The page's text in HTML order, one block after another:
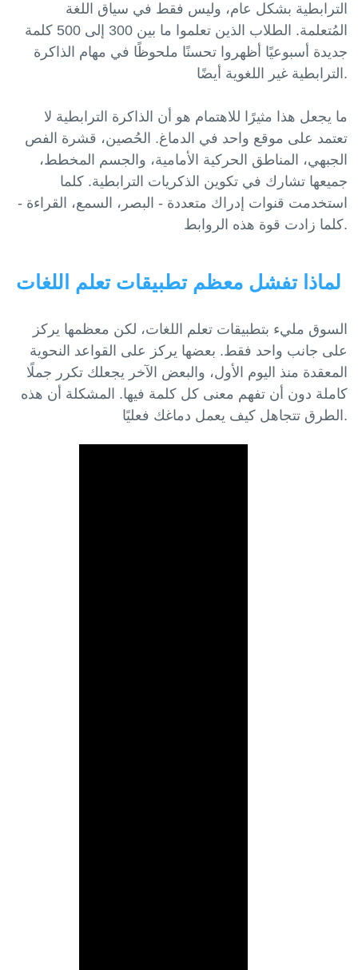
الترابطية بشكل عام، وليس فقط في سياق اللغة
المُتعلمة. الطلاب الذين تعلموا ما بين 300 إلى 500 كلمة
جديدة أسبوعيًا أظهروا تحسنًا ملحوظًا في مهام الذاكرة
الترابطية غير اللغوية أيضًا.
ما يجعل هذا مثيرًا للاهتمام هو أن الذاكرة الترابطية لا
تعتمد على موقع واحد في الدماغ. الحُصين، قشرة الفص
الجبهي، المناطق الحركية الأمامية، والجسم المخطط،
جميعها تشارك في تكوين الذكريات الترابطية. كلما
استخدمت قنوات إدراك متعددة - البصر، السمع، القراءة -
لماذا تفشل معظم تطبيقات تعلم اللغات
السوق مليء بتطبيقات تعلم اللغات، لكن معظمها يركز
على جانب واحد فقط. بعضها يركز على القواعد النحوية
المعقدة منذ اليوم الأول، والبعض الآخر يجعلك تكرر جملًا
كاملة دون أن تفهم معنى كل كلمة فيها. المشكلة أن هذه